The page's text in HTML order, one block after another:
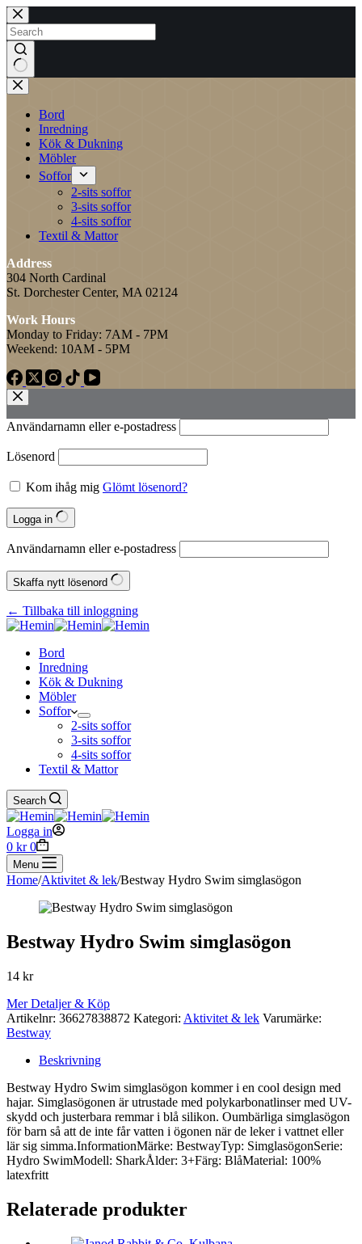
Skip
to
content
No
results
Bord
Inredning
Kök & Dukning
Möbler
Soffor
2-sits soffor
3-sits soffor
4-sits soffor
Textil & Mattor
Address
304 North Cardinal
St. Dorchester Center, MA 02124
Work Hours
Monday to Friday: 7AM - 7PM
Weekend: 10AM - 5PM
Användarnamn eller e‑postadress
Lösenord
Kom ihåg mig Glömt lösenord?
Logga in
Användarnamn eller e‑postadress
Skaffa nytt lösenord
← Tillbaka till inloggning
Bord
Inredning
Kök & Dukning
Möbler
Soffor
2-sits soffor
3-sits soffor
4-sits soffor
Textil & Mattor
Search
Logga in
Shopping
cart
0 kr 0
Menu
Home/Aktivitet & lek/Bestway Hydro Swim simglasögon
Bestway Hydro Swim simglasögon
14 kr
Mer Detaljer & Köp
Artikelnr: 36627838872 Kategori: Aktivitet & lek Varumärke:
Bestway
Beskrivning
Bestway Hydro Swim simglasögon kommer i en cool design med
hajar. Simglasögonen är utrustade med polykarbonatlinser med UV-
skydd och justerbara remmar i blå silikon. Oumbärliga simglasögon
för barn så att de inte får vatten i ögonen när de leker i vattnet eller
lär sig simma.InformationMärke: BestwayTyp: SimglasögonSerie:
Hydro SwimModell: SharkÅlder: 3+Färg: BlåMaterial: 100%
latexfritt
Relaterade produkter